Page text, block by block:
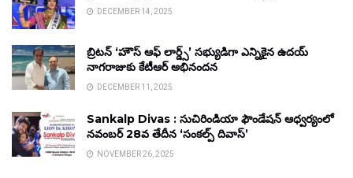
DECEMBER 14, 2025
బ్రిటన్ ‘హౌస్ ఆఫ్ లార్డ్స్’ సభ్యుడిగా ఎన్నికైన ఉదయ్
నాగరాజుకు కేటీఆర్ అభినందన
DECEMBER 11, 2025
Sankalp Divas : సుచిరిండియా ఫౌండేషన్ ఆధ్వర్యంలో
నవంబర్ 28వ తేదీన ‘సంకల్ప్ దివాస్’
NOVEMBER 26, 2025